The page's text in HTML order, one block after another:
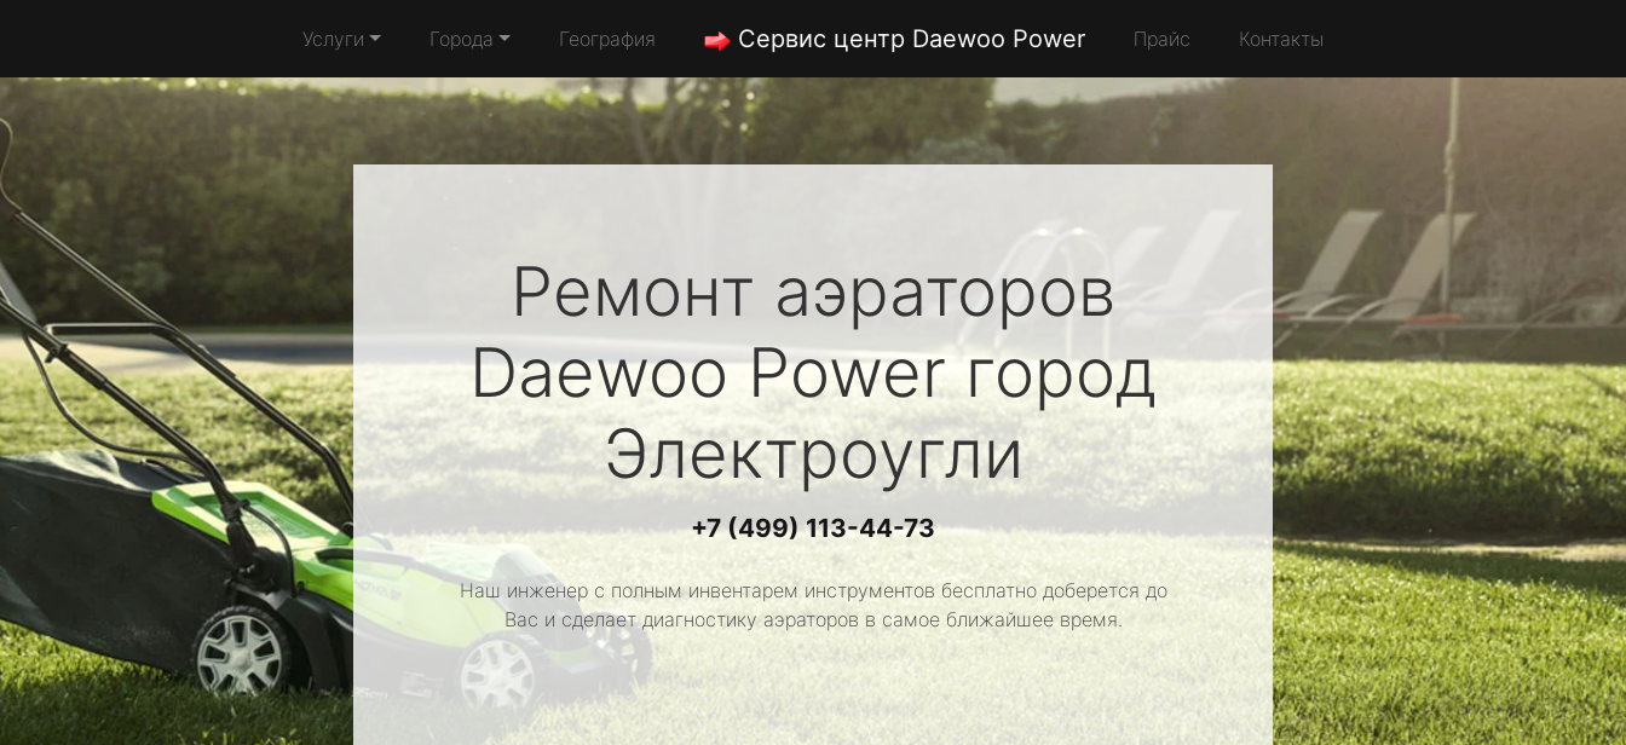
Услуги Города География Сервис центр Daewoo Power Прайс Контакты
Ремонт аэраторов
Daewoo Powerгород
Электроугли
+7 (499) 113-44-73
Наш инженер с полным инвентарем инструментов бесплатно доберется до
Вас и сделает диагностику аэраторов в самое ближайшее время.